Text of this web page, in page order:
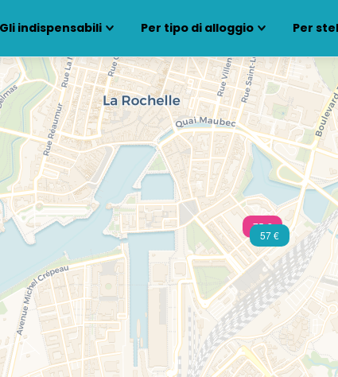
Gli indispensabili Per tipo di alloggio Per
75 €
57 €